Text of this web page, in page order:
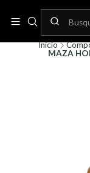
Envíos gratis por
Inicio
MAZA